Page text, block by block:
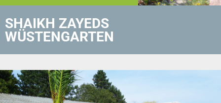
SHAIKH ZAYEDS
WÜSTENGARTEN